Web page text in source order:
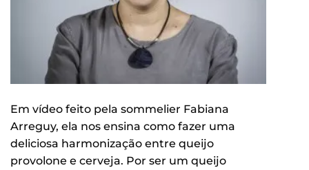
Em vídeo feito pela sommelier Fabiana
Arreguy, ela nos ensina como fazer uma
deliciosa harmonização entre queijo
provolone e cerveja. Por ser um queijo